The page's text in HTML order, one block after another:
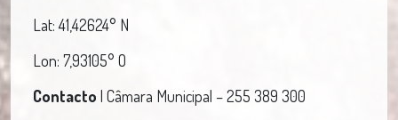
Lat: 41,42624° N
Lon: 7,93105° O
Contacto | Câmara Municipal – 255 389 300